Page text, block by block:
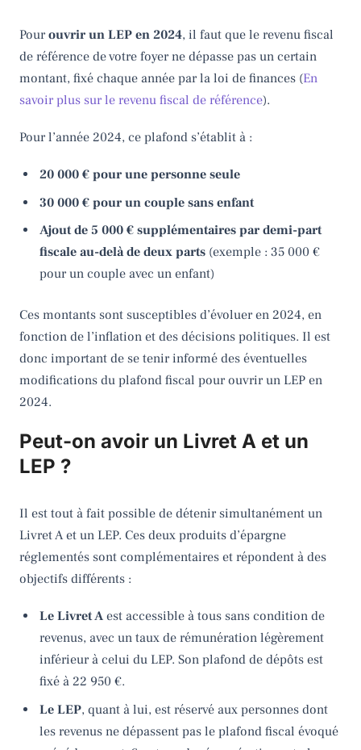
Pourouvrir un LEP en 2024, il faut que le revenu fiscal
de référence de votre foyer ne dépasse pas un certain
montant, fixé chaque année par la loi de finances (En
savoir plus sur le revenu fiscal de référence).
Pour l’année 2024, ce plafond s’établit à :
20 000 € pour une personne seule
30 000 € pour un couple sans enfant
Ajout de 5 000 € supplémentaires par demi-part
fiscale au-delà de deux parts(exemple : 35 000 €
pour un couple avec un enfant)
Ces montants sont susceptibles d’évoluer en 2024, en
fonction de l’inflation et des décisions politiques. Il est
donc important de se tenir informé des éventuelles
modifications du plafond fiscal pour ouvrir un LEP en
2024.
Peut-on avoir un Livret A et un
LEP ?
Il est tout à fait possible de détenir simultanément un
Livret A et un LEP. Ces deux produits d’épargne
réglementés sont complémentaires et répondent à des
objectifs différents :
Le Livret Aest accessible à tous sans condition de
revenus, avec un taux de rémunération légèrement
inférieur à celui du LEP. Son plafond de dépôts est
fixé à 22 950 €.
Le LEP, quant à lui, est réservé aux personnes dont
les revenus ne dépassent pas le plafond fiscal évoqué